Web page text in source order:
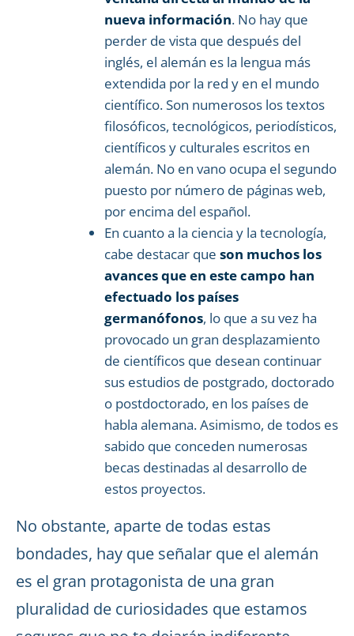
nueva información. No hay que
perder de vista que después del
inglés, el alemán es la lengua más
extendida por la red y en el mundo
científico. Son numerosos los textos
filosóficos, tecnológicos, periodísticos,
científicos y culturales escritos en
alemán. No en vano ocupa el segundo
puesto por número de páginas web,
por encima del español.
En cuanto a la ciencia y la tecnología,
cabe destacar que son muchos los
avances que en este campo han
efectuado los países
germanófonos, lo que a su vez ha
provocado un gran desplazamiento
de científicos que desean continuar
sus estudios de postgrado, doctorado
o postdoctorado, en los países de
habla alemana. Asimismo, de todos es
sabido que conceden numerosas
becas destinadas al desarrollo de
estos proyectos.
No obstante, aparte de todas estas
bondades, hay que señalar que el alemán
es el gran protagonista de una gran
pluralidad de curiosidades que estamos